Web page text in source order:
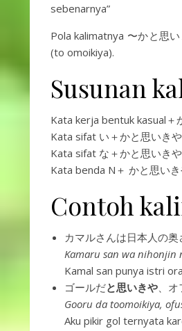
sebenarnya”
Pola kalimatnya 〜かと思
(to omoikiya).
Susunan
Kata kerja bentuk kasual＋
Kata sifat い＋かと思いきや
Kata sifat な＋かと思いきや
Kata benda N＋ かと思い
Contoh
カマルさんは日本人の
Kamaru san wa nihonjin
Kamal san punya istri
ゴールだと思いきや 、
Gooru da toomoikiya,
Aku pikir gol ternyata